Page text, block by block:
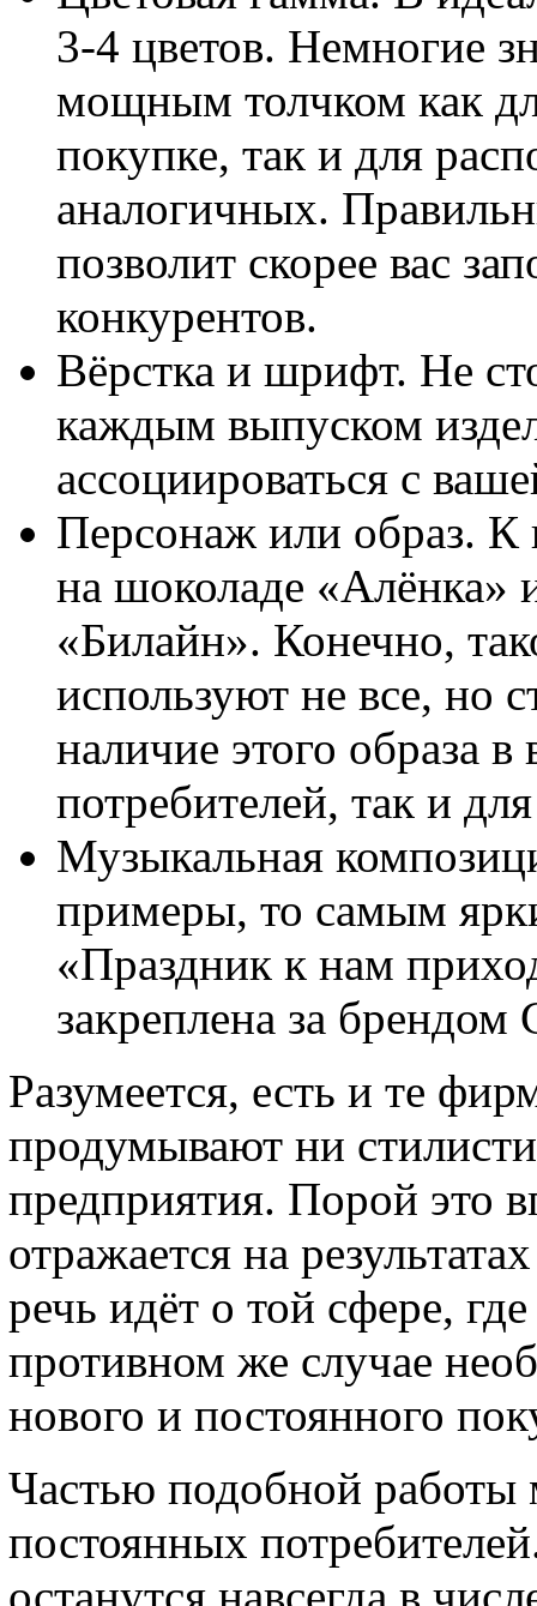
3-4 цветов. Немногие
мощным толчком как
покупке, так и для
аналогичных.
позволит скорее вас
конкурентов.
Вёрстка и шрифт. Не
каждым выпуском
ассоциироваться с
Персонаж или образ. К
на шоколаде «Алёнка»
«Билайн». Конечно,
используют не все, но
наличие этого образа
потребителей, так и
Музыкальная
примеры, то самым
«Праздник к нам
закреплена за брендом
Разумеется, есть и те
продумывают ни
предприятия. Порой это
отражается на
речь идёт о той сфере,
противном же случае
нового и постоянного
Частью подобной работы
постоянных
останутся навсегда в